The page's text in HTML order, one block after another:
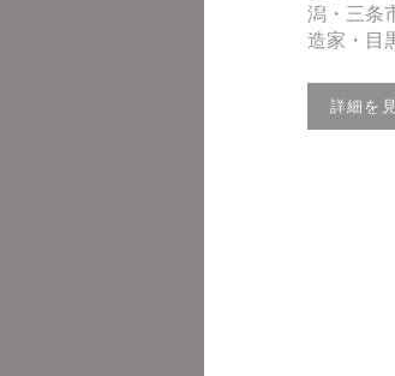
潟・三条
造家・目
詳細を